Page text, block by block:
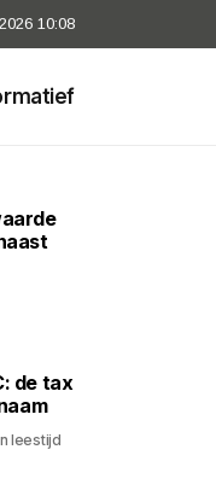
10:08
de tax
leestijd